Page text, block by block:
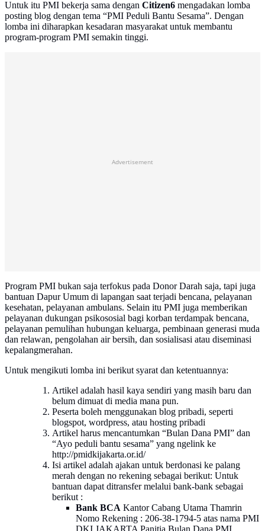
Untuk itu PMI bekerja sama dengan Citizen6 mengadakan lomba
posting blog dengan tema “PMI Peduli Bantu Sesama”. Dengan
lomba ini diharapkan kesadaran masyarakat untuk membantu
program-program PMI semakin tinggi.
Advertisement
Program PMI bukan saja terfokus pada Donor Darah saja, tapi juga
bantuan Dapur Umum di lapangan saat terjadi bencana, pelayanan
kesehatan, pelayanan ambulans. Selain itu PMI juga memberikan
pelayanan dukungan psikososial bagi korban terdampak bencana,
pelayanan pemulihan hubungan keluarga, pembinaan generasi muda
dan relawan, pengolahan air bersih, dan sosialisasi atau diseminasi
kepalangmerahan.
Untuk mengikuti lomba ini berikut syarat dan ketentuannya:
Artikel adalah hasil kaya sendiri yang masih baru dan
belum dimuat di media mana pun.
Peserta boleh menggunakan blog pribadi, seperti
blogspot, wordpress, atau hosting pribadi
Artikel harus mencantumkan “Bulan Dana PMI” dan
“Ayo peduli bantu sesama” yang ngelink ke
http://pmidkijakarta.or.id/
Isi artikel adalah ajakan untuk berdonasi ke palang
merah dengan no rekening sebagai berikut: Untuk
bantuan dapat ditransfer melalui bank-bank sebagai
berikut :
Bank BCA Kantor Cabang Utama Thamrin
Nomo Rekening : 206-38-1794-5 atas nama PMI